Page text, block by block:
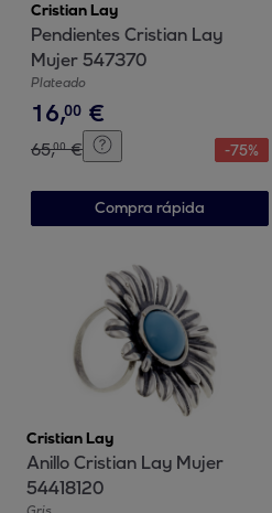
Cristian Lay
Pendientes Cristian Lay
Mujer 547370
Plateado
16,00 €
65,00 € -75%
Compra rápida
Cristian Lay
Anillo Cristian Lay Mujer
54418120